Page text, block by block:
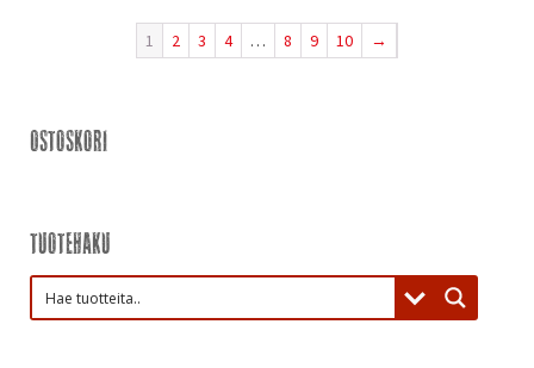
1 2 3 4 … 8 9 10 →
Ostoskori
Tuotehaku